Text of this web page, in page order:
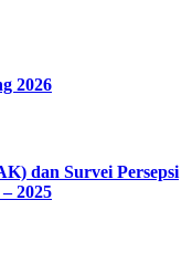
2026
dan Survei Persepsi
2025